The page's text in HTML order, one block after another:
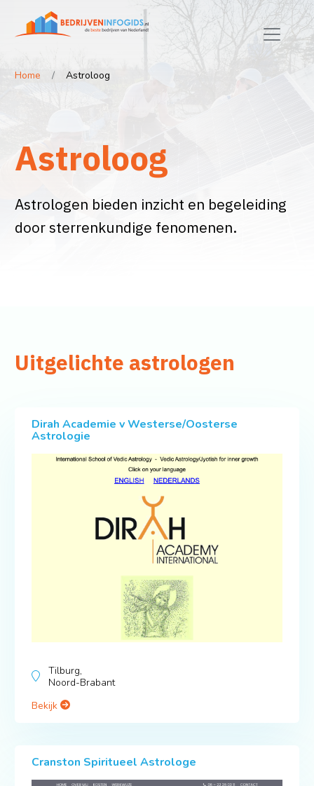
Home Astroloog
Astroloog
Astrologen bieden inzicht en begeleiding
door sterrenkundige fenomenen.
Uitgelichte astrologen
Dirah Academie v Westerse/Oosterse
Astrologie
Tilburg,
Noord-Brabant
Bekijk
Cranston Spiritueel Astrologe